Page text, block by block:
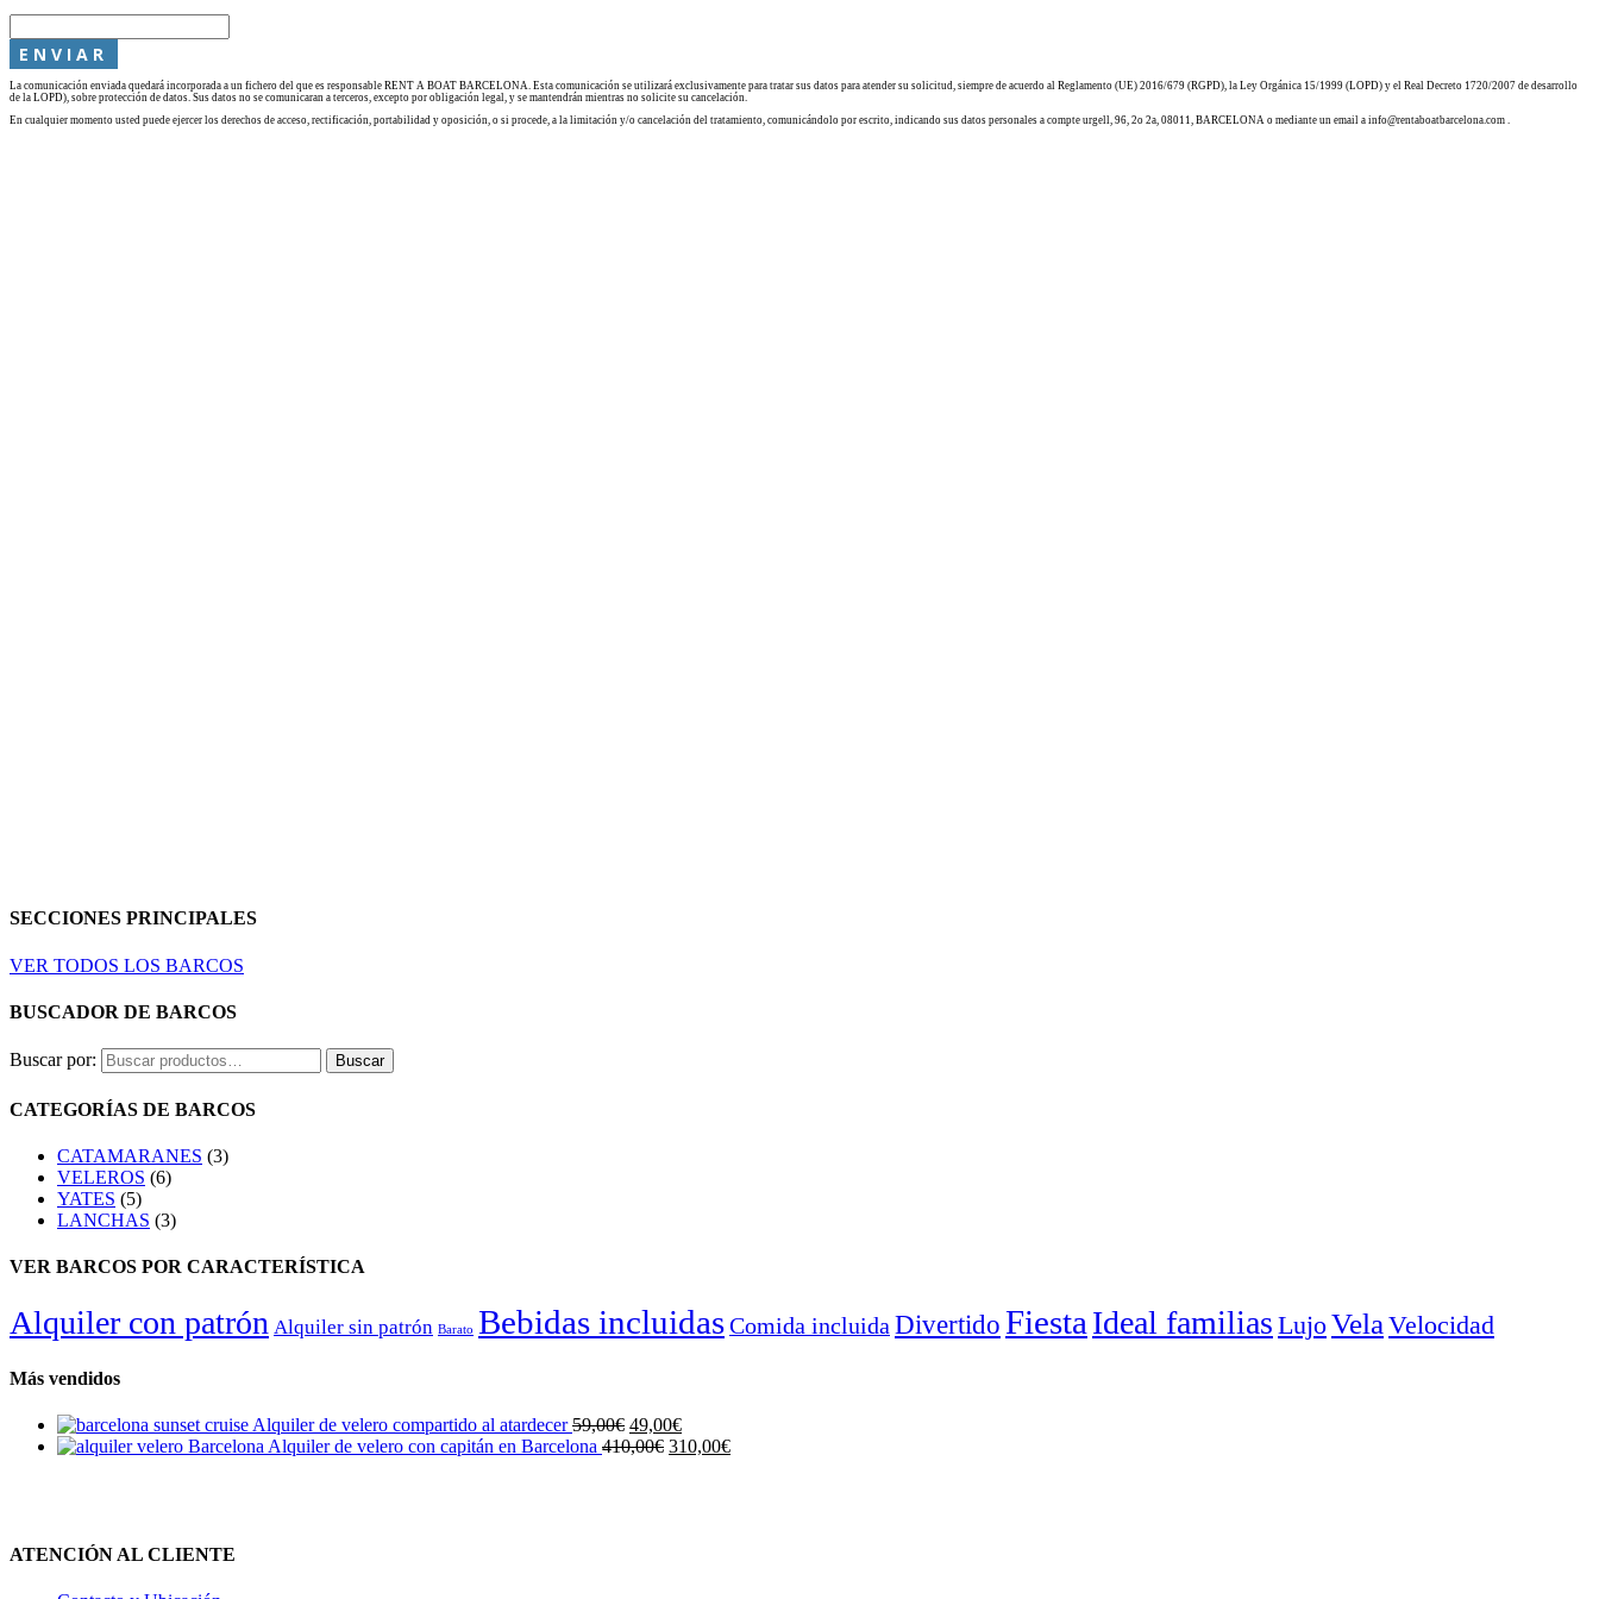
ENVIAR
La comunicación enviada quedará incorporada a un fichero del que es responsable RENT A BOAT BARCELONA. Esta comunicación se utilizará exclusivamente para tratar sus datos para atender su solicitud, siempre de acuerdo al Reglamento (UE) 2016/679 (RGPD), la Ley Orgánica 15/1999 (LOPD) y el Real Decreto 1720/2007 de desarrollo
de la LOPD), sobre protección de datos. Sus datos no se comunicaran a terceros, excepto por obligación legal, y se mantendrán mientras no solicite su cancelación.
En cualquier momento usted puede ejercer los derechos de acceso, rectificación, portabilidad y oposición, o si procede, a la limitación y/o cancelación del tratamiento, comunicándolo por escrito, indicando sus datos personales a compte urgell, 96, 2o 2a, 08011, BARCELONA o mediante un email a info@rentaboatbarcelona.com .
SECCIONES PRINCIPALES
VER TODOS LOS BARCOS
BUSCADOR DE BARCOS
Buscar por: Buscar
CATEGORÍAS DE BARCOS
CATAMARANES (3)
VELEROS (6)
YATES (5)
LANCHAS (3)
VER BARCOS POR CARACTERÍSTICA
Alquiler con patrón Alquiler sin patrón Barato Bebidas incluidasComida incluida DivertidoFiesta Ideal familias LujoVela Velocidad
Más vendidos
Alquiler de velero compartido al atardecer 59,00€ 49,00€
Alquiler de velero con capitán en Barcelona 410,00€ 310,00€
ATENCIÓN AL CLIENTE